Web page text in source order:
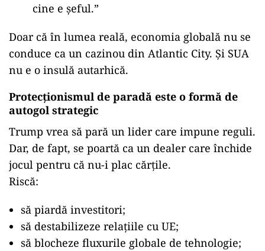
cine e șeful.”
Doar că în lumea reală, economia globală nu se
conduce ca un cazinou din Atlantic City. Și SUA
nu e o insulă autarhică.
Protecționismul de paradă este o formă de
autogol strategic
Trump vrea să pară un lider care impune reguli.
Dar, de fapt, se poartă ca un dealer care închide
jocul pentru că nu-i plac cărțile.
Riscă:
să piardă investitori;
să destabilizeze relațiile cu UE;
să blocheze fluxurile globale de tehnologie;